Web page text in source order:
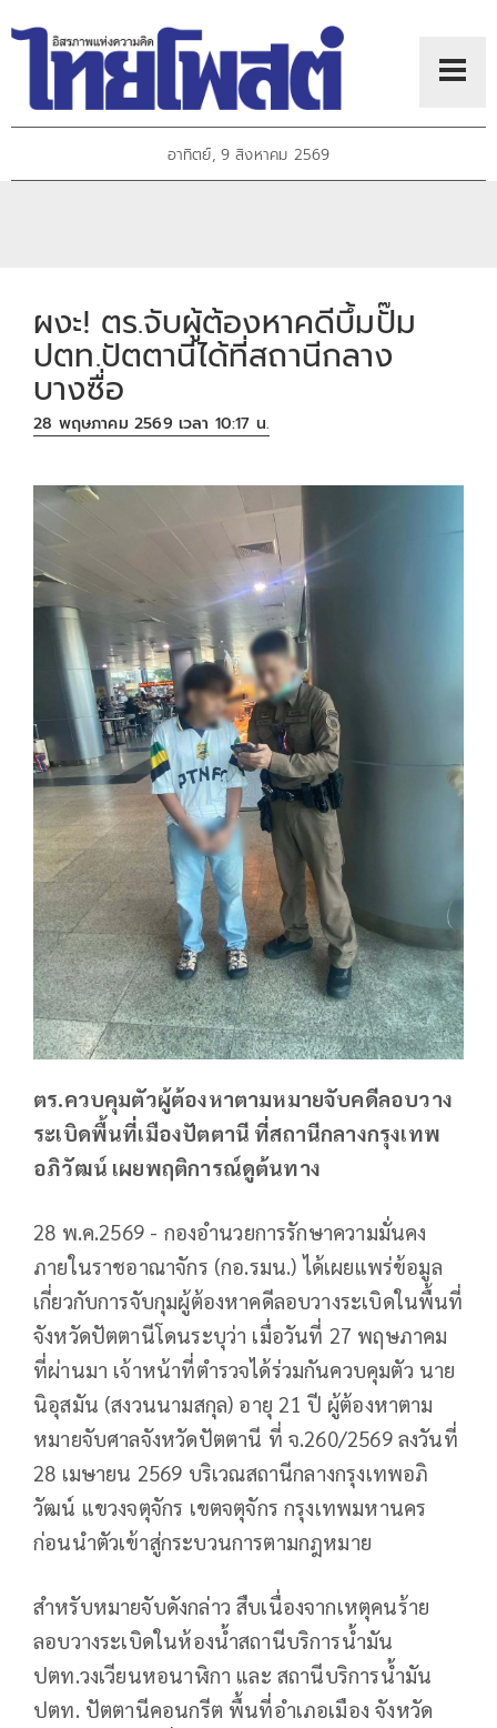
อาทิตย์, 9 สิงหาคม 2569
ผงะ! ตร.จับผู้ต้องหาคดีบึ้มปั๊ม
ปตท.ปัตตานีได้ที่สถานีกลาง
บางซื่อ
28 พฤษภาคม 2569 เวลา 10:17 น.
ตร.ควบคุมตัวผู้ต้องหาตามหมายจับคดีลอบวาง
ระเบิดพื้นที่เมืองปัตตานี ที่สถานีกลางกรุงเทพ
อภิวัฒน์ เผยพฤติการณ์ดูต้นทาง
28 พ.ค.2569 - กองอำนวยการรักษาความมั่นคง
ภายในราชอาณาจักร (กอ.รมน.) ได้เผยแพร่ข้อมูล
เกี่ยวกับการจับกุมผู้ต้องหาคดีลอบวางระเบิดในพื้นที่
จังหวัดปัตตานีโดนระบุว่า เมื่อวันที่ 27 พฤษภาคม
ที่ผ่านมา เจ้าหน้าที่ตำรวจได้ร่วมกันควบคุมตัว นาย
นิอุสมัน (สงวนนามสกุล) อายุ 21 ปี ผู้ต้องหาตาม
หมายจับศาลจังหวัดปัตตานี ที่ จ.260/2569 ลงวันที่
28 เมษายน 2569 บริเวณสถานีกลางกรุงเทพอภิ
วัฒน์ แขวงจตุจักร เขตจตุจักร กรุงเทพมหานคร
ก่อนนำตัวเข้าสู่กระบวนการตามกฎหมาย
สำหรับหมายจับดังกล่าว สืบเนื่องจากเหตุคนร้าย
ลอบวางระเบิดในห้องน้ำสถานีบริการน้ำมัน
ปตท.วงเวียนหอนาฬิกา และ สถานีบริการน้ำมัน
ปตท. ปัตตานีคอนกรีต พื้นที่อำเภอเมือง จังหวัด